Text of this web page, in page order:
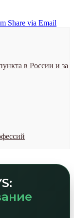
Share via Email
в России и за